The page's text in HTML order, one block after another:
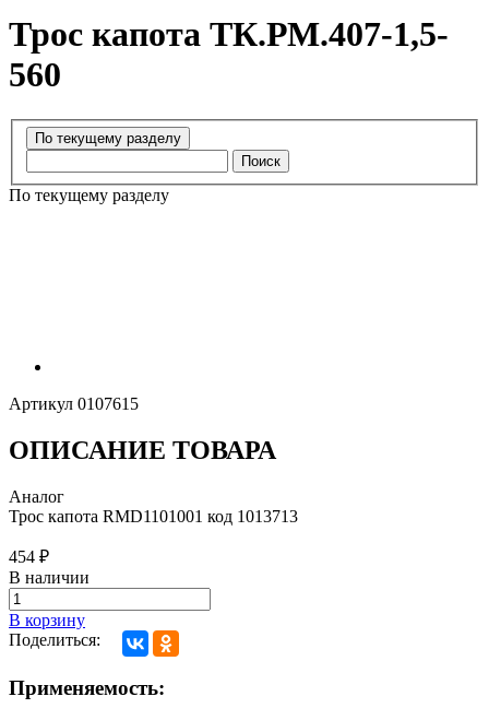
Трос капота ТК.РМ.407-1,5-
560
Поиск
По текущему разделу
Артикул 0107615
ОПИСАНИЕ ТОВАРА
Аналог
Трос капота RMD1101001 код 1013713
454 ₽
В наличии
В корзину
Поделиться:
Применяемость: